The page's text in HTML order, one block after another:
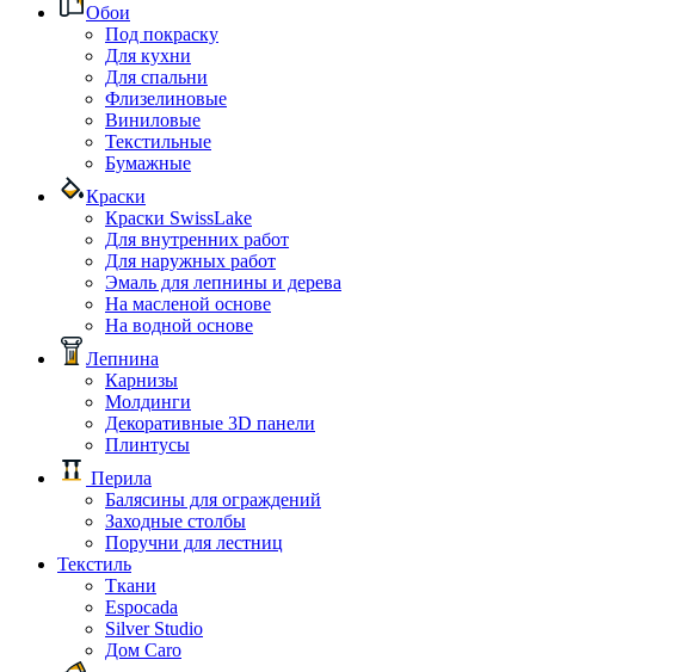
Обои
Под покраску
Для кухни
Для спальни
Флизелиновые
Виниловые
Текстильные
Бумажные
Краски
Краски SwissLake
Для внутренних работ
Для наружных работ
Эмаль для лепнины и дерева
На масленой основе
На водной основе
Лепнина
Карнизы
Молдинги
Декоративные 3D панели
Плинтусы
Перила
Балясины для ограждений
Заходные столбы
Поручни для лестниц
Текстиль
Ткани
Espocada
Silver Studio
Дом Caro